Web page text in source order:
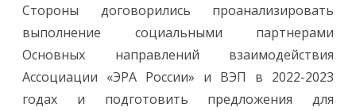
Стороны договорились проанализировать
выполнение социальными партнерами
Основных направлений взаимодействия
Ассоциации «ЭРА России» и ВЭП в 2022-2023
годах и подготовить предложения для